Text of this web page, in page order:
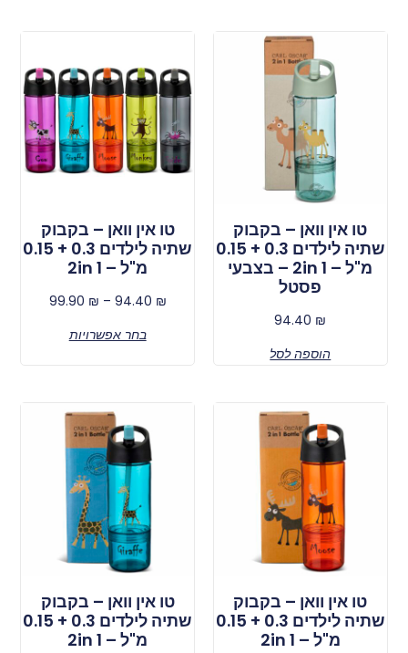
טו אין וואן – בקבוק
שתיה לילדים 0.3 + 0.15
מ"ל – 2in 1 – בצבעי
פסטל
94.40 ₪
הוספה לסל
טו אין וואן – בקבוק
שתיה לילדים 0.3 + 0.15
מ"ל – 2in 1
94.40 ₪
–
99.90 ₪
בחר אפשרויות
טו אין וואן – בקבוק
שתיה לילדים 0.3 + 0.15
מ"ל – 2in 1
טו אין וואן – בקבוק
שתיה לילדים 0.3 + 0.15
מ"ל – 2in 1